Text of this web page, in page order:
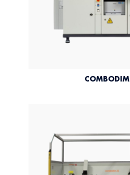
COMBODIM